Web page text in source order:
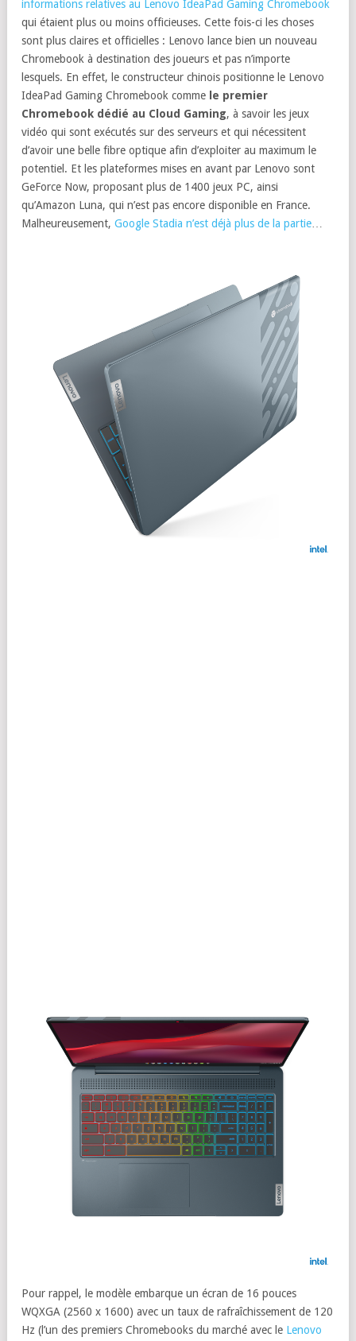
informations relatives au Lenovo IdeaPad Gaming Chromebook
qui étaient plus ou moins officieuses. Cette fois-ci les choses
sont plus claires et officielles : Lenovo lance bien un nouveau
Chromebook à destination des joueurs et pas n’importe
lesquels. En effet, le constructeur chinois positionne le Lenovo
IdeaPad Gaming Chromebook comme le premier
Chromebook dédié au Cloud Gaming, à savoir les jeux
vidéo qui sont exécutés sur des serveurs et qui nécessitent
d’avoir une belle fibre optique afin d’exploiter au maximum le
potentiel. Et les plateformes mises en avant par Lenovo sont
GeForce Now, proposant plus de 1400 jeux PC, ainsi
qu’Amazon Luna, qui n’est pas encore disponible en France.
Malheureusement, Google Stadia n’est déjà plus de la partie
Pour rappel, le modèle embarque un écran de 16 pouces
WQXGA (2560 x 1600) avec un taux de rafraîchissement de 120
Hz (l’un des premiers Chromebooks du marché avec le Lenovo